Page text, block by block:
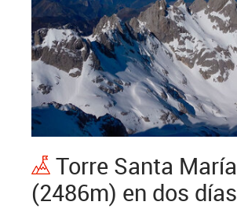
Torre Santa María
(2486m) en dos días